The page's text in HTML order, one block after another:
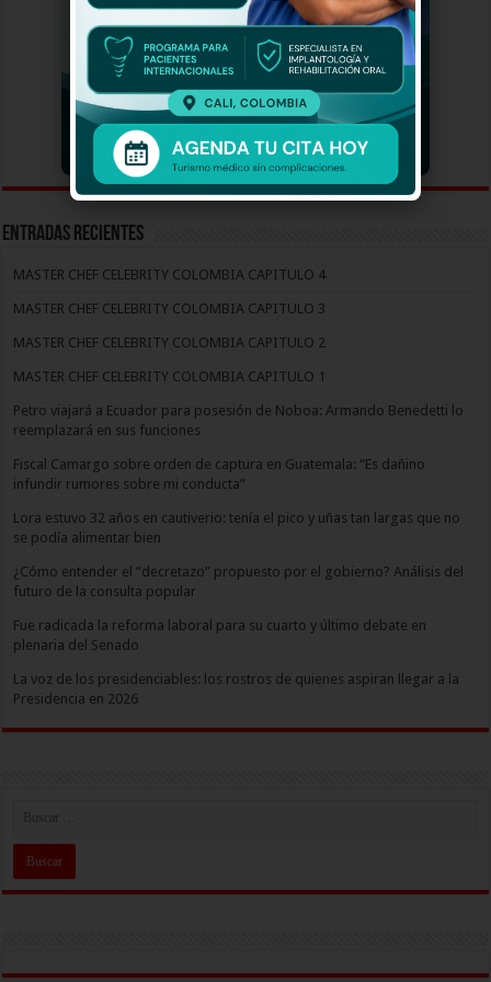
Entradas recientes
MASTER CHEF CELEBRITY COLOMBIA CAPITULO 4
MASTER CHEF CELEBRITY COLOMBIA CAPITULO 3
MASTER CHEF CELEBRITY COLOMBIA CAPITULO 2
MASTER CHEF CELEBRITY COLOMBIA CAPITULO 1
Petro viajará a Ecuador para posesión de Noboa: Armando Benedetti lo
reemplazará en sus funciones
Fiscal Camargo sobre orden de captura en Guatemala: “Es dañino
infundir rumores sobre mi conducta”
Lora estuvo 32 años en cautiverio: tenía el pico y uñas tan largas que no
se podía alimentar bien
¿Cómo entender el “decretazo” propuesto por el gobierno? Análisis del
futuro de la consulta popular
Fue radicada la reforma laboral para su cuarto y último debate en
plenaria del Senado
La voz de los presidenciables: los rostros de quienes aspiran llegar a la
Presidencia en 2026